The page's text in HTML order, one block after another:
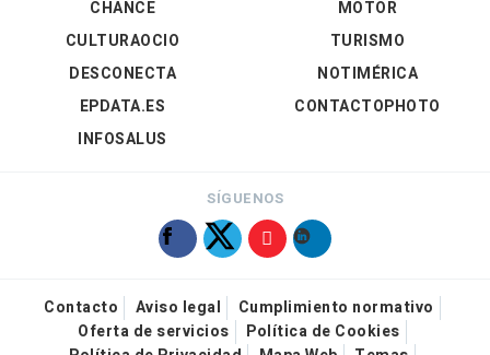
CHANCE
CULTURAOCIO
DESCONECTA
EPDATA.ES
INFOSALUS
MOTOR
TURISMO
NOTIMÉRICA
CONTACTOPHOTO
SÍGUENOS
Contacto Aviso legal
Cumplimiento normativo
Oferta de servicios
Política de Cookies